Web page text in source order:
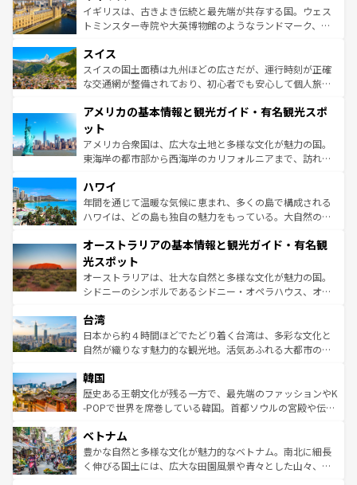
らに、パリ以外の地域にも魅力が溢れており、どの街角に
も豊かな歴史と文化が息づいている。パリ以外の個性あふ
を参照してほしい。
ルリンの文化的活気、バイエルン州のアルプスの絶景、そ
してライン川沿いのワイン畑といった風景は必見。ビール
は、お酒好きな人にはぜひ体験してほしい。 なお、新着の
ドイツ情報はコンテンツ一覧を参照してほしい。
イギリスは、古きよき伝統と最先端が共存する国。ウェス
トミンスター寺院や大英博物館のようなランドマーク、歴
リアごとに異なる魅力がある。また、優雅なアフタヌーン
ティー、ビール好きにはたまらない英国パブ、サッカー観
戦など、本場だからこそできる体験も豊富。イギリスを旅
ンツ一覧を参照してほしい。
スイス
スイスの国土面積は九州ほどの広さだが、運行時刻が正確
な交通網が整備されており、初心者でも安心して個人旅行
の建物がそのまま残る町や、スイスならではのユニークな
博物館もあり、アルプス観光だけでなく町歩きも満喫する
ことができる。国民の所得が高いため物価も高いが、旅行
者向けの交通パス提供のサービスもあり、うまく活用すれ
着のスイス情報は
アメリカの基本情報と観光ガイド・有名観光スポ
ット
アメリカ合衆国は、広大な土地と多様な文化が魅力の国。
東海岸の都市部から西海岸のカリフォルニアまで、訪れる
のような巨大都市は、観光、ショッピング、エンターテイ
ンメントが詰まった刺激的なスポットだ。一方、アメリカ
西部には大自然が広がり、グランドキャニオンやイエロー
部のニューオーリンズでは、音楽と美食が融合した独特の
文化が魅力。旅行者はアメリカの各地域で異なる魅力を楽
しみながら、その多様性と豊かな歴史を感じることができ
るだろう。車でのロードトリップや列車の旅も、アメリカ
情報は
ハワイ
年間を通じて温暖な気候に恵まれ、多くの島で構成される
ハワイは、どの島も独自の魅力をもっている。大自然の神
ワイ島は見逃せない。また、定番の観光地といえばオアフ
島だが、静かな自然を求めるならマウイ島やカウアイ島が
おすすめ。エメラルドグリーンに輝く海をはじめ、豊かな
文化や歴史が息づいている。「アロハスピリット」と呼ば
人々、おいしいローカルフードやハワイアンミュージッ
ク、伝統的なフラダンスなど、すべてがハワイの魅力を彩
っている。訪れるたびに新しい発見と感動が待っているハ
はコンテンツ一覧
オーストラリアの基本情報と観光ガイド・有名観
光スポット
オーストラリアは、壮大な自然と多様な文化が魅力の国。
シドニーのシンボルであるシドニー・オペラハウス、オー
リアリーフや大陸中央部にそびえるウルル（エアーズロッ
ク）、タスマニアの美しい原生林やケアンズの熱帯雨林な
ど、見どころがたくさん。また、カフェやワイン、オージ
いる。アクティビティも充実しており、サーフィンやダイ
ビング、ハイキングなど、アウトドア好きにはたまらな
い。オーストラリアの多彩な魅力を存分に味わいつくそ
参照してほしい。
台湾
日本から約４時間ほどでたどり着く台湾は、多彩な文化と
自然が織りなす魅力的な観光地。活気あふれる大都市の台
ン）、静ひつな山岳地帯である台湾東部など、都市の喧騒
と山間の静けさが共存しており、訪れる人に新しい発見と
驚きをもたらしてくれる。また、奥深い台湾の食文化も魅
容にもいいと評判のスイーツなど、バラエティ豊かな料理
が味わえる。 なお、新着の台湾情報は コンテンツ一覧を参
照してほしい。
韓国
歴史ある王朝文化が残る一方で、最先端のファッションやK
-POPで世界を席巻している韓国。首都ソウルの宮殿や伝統
き、地方に足を延ばせば四季折々の自然美を楽しむことが
できる。そして、キムチや焼肉、絶品のストリートフード
まで、さまざまな韓国料理が待っている。夜には、韓国な
ベトナム
豊かな自然と多様な文化が魅力的なベトナム。南北に細長
く伸びる国土には、広大な田園風景や青々とした山々、世